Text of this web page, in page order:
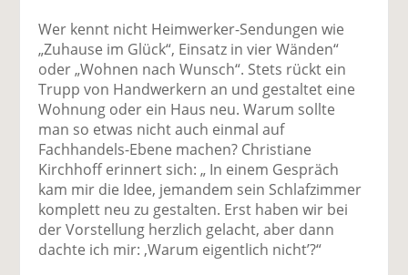
Wer kennt nicht Heimwerker-Sendungen wie
„Zuhause im Glück“, Einsatz in vier Wänden“
oder „Wohnen nach Wunsch“. Stets rückt ein
Trupp von Handwerkern an und gestaltet eine
Wohnung oder ein Haus neu. Warum sollte
man so etwas nicht auch einmal auf
Fachhandels-Ebene machen? Christiane
Kirchhoff erinnert sich: „ In einem Gespräch
kam mir die Idee, jemandem sein Schlafzimmer
komplett neu zu gestalten. Erst haben wir bei
der Vorstellung herzlich gelacht, aber dann
dachte ich mir: ,Warum eigentlich nicht’?“